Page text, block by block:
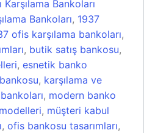
Karşılama Bankoları
Bankoları, 1937
ofis karşılama bankoları,
, butik satış bankosu,
, esnetik banko
, karşılama ve
, modern banko
, müşteri kabul
, ofis bankosu tasarımları,